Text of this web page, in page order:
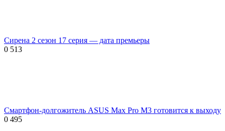
Сирена 2 сезон 17 серия — дата премьеры
0 513
Смартфон-долгожитель ASUS Max Pro M3 готовится к выходу
0 495